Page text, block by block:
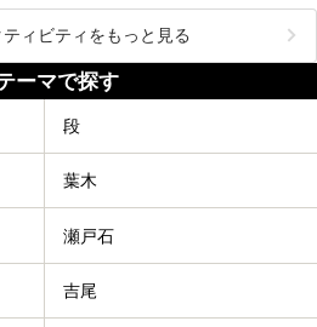
ィビティをもっと見る
ーマで探す
段
葉木
瀬戸石
吉尾